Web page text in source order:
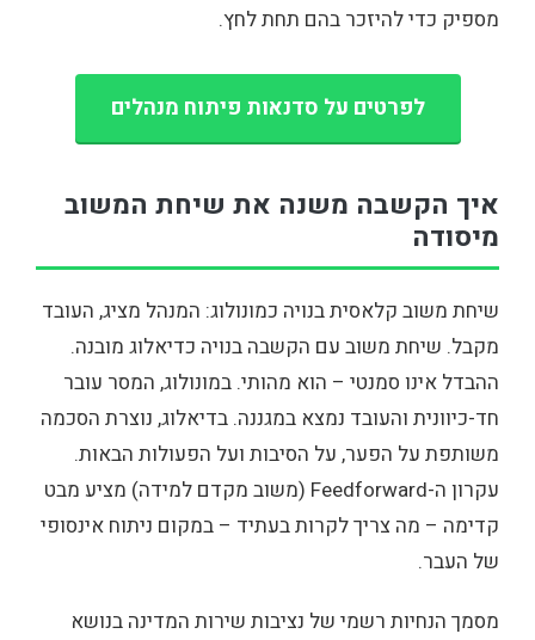
מספיק כדי להיזכר בהם תחת לחץ.
לפרטים על סדנאות פיתוח מנהלים
איך הקשבה משנה את שיחת המשוב
מיסודה
שיחת משוב קלאסית בנויה כמונולוג: המנהל מציג, העובד
מקבל. שיחת משוב עם הקשבה בנויה כדיאלוג מובנה.
ההבדל אינו סמנטי – הוא מהותי. במונולוג, המסר עובר
חד-כיוונית והעובד נמצא במגננה. בדיאלוג, נוצרת הסכמה
משותפת על הפער, על הסיבות ועל הפעולות הבאות.
עקרון ה-Feedforward (משוב מקדם למידה) מציע מבט
קדימה – מה צריך לקרות בעתיד – במקום ניתוח אינסופי
של העבר.
מסמך הנחיות רשמי של נציבות שירות המדינה בנושא